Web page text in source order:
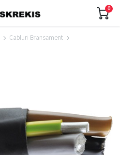
0
Cabluri Bransament